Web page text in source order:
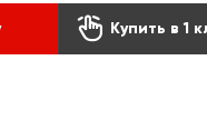
 Купить в 1